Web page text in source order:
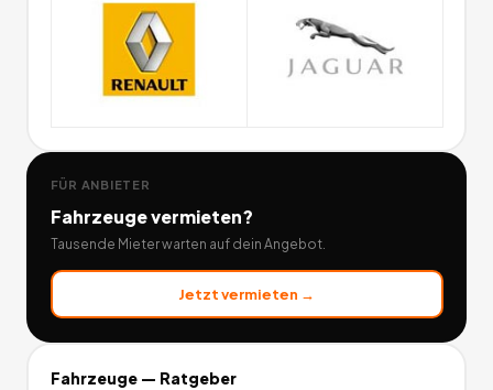
FÜR ANBIETER
Fahrzeugevermieten?
Tausende Mieter warten auf dein Angebot.
Jetzt vermieten →
Fahrzeuge— Ratgeber